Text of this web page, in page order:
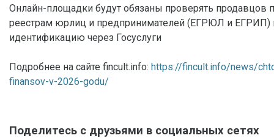
Онлайн-площадки будут обязаны проверять
реестрам юрлиц и предпринимателей (ЕГРЮЛ и ЕГРИП)
идентификацию через Госуслуги
Подробнее на сайте fincult.info: https://fincult.info/news/
finansov-v-2026-godu/
Поделитесь с друзьями в социальных сетях